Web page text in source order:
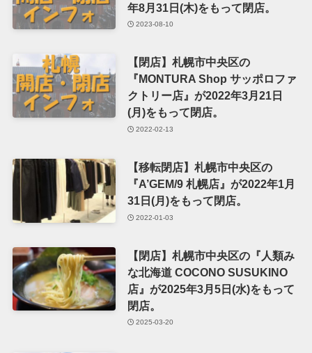
年8月31日(木)をもって閉店。
2023-08-10
【閉店】札幌市中央区の
『MONTURA Shop サッポロファ
クトリー店』が2022年3月21日
(月)をもって閉店。
2022-02-13
【移転閉店】札幌市中央区の
『A’GEM/9 札幌店』が2022年1月
31日(月)をもって閉店。
2022-01-03
【閉店】札幌市中央区の『人類み
な北海道 COCONO SUSUKINO
店』が2025年3月5日(水)をもって
閉店。
2025-03-20